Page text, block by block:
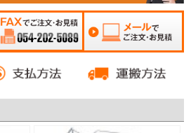
202-5089
見積